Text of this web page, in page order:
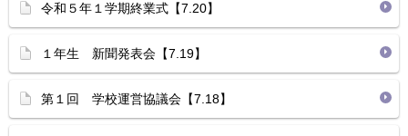
令和５年１学期終業式【7.20】
１年生 新聞発表会【7.19】
第１回 学校運営協議会【7.18】